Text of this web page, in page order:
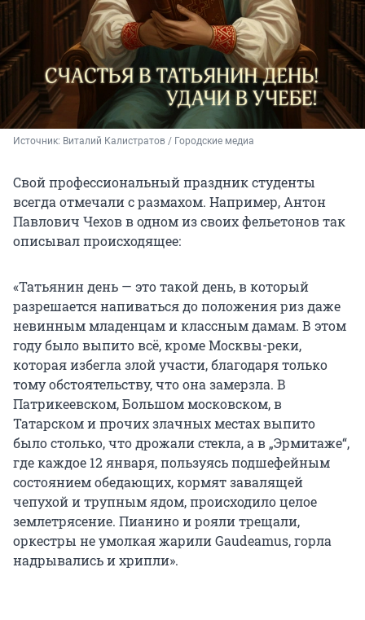
Источник: Виталий Калистратов / Городские медиа
Свой профессиональный праздник студенты
всегда отмечали с размахом. Например, Антон
Павлович Чехов в одном из своих фельетонов так
описывал происходящее:
«Татьянин день — это такой день, в который
разрешается напиваться до положения риз даже
невинным младенцам и классным дамам. В этом
году было выпито всё, кроме Москвы-реки,
которая избегла злой участи, благодаря только
тому обстоятельству, что она замерзла. В
Патрикеевском, Большом московском, в
Татарском и прочих злачных местах выпито
было столько, что дрожали стекла, а в „Эрмитаже“,
где каждое 12 января, пользуясь подшефейным
состоянием обедающих, кормят завалящей
чепухой и трупным ядом, происходило целое
землетрясение. Пианино и рояли трещали,
оркестры не умолкая жарили Gaudeamus, горла
надрывались и хрипли».